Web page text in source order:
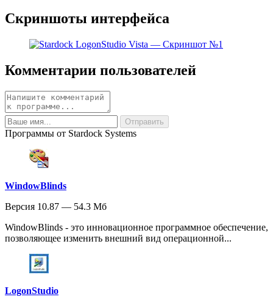
Скриншоты интерфейса
Комментарии пользователей
Программы от Stardock Systems
WindowBlinds
Версия 10.87 — 54.3 Мб
WindowBlinds - это инновационное программное обеспечение,
позволяющее изменить внешний вид операционной...
LogonStudio